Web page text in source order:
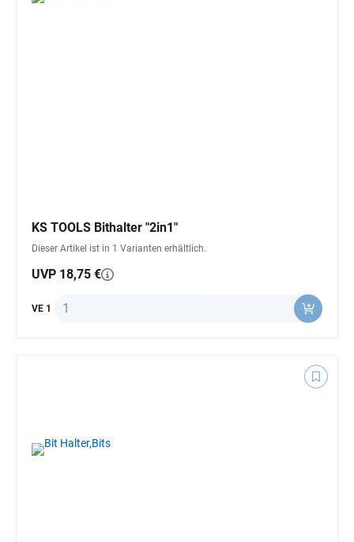
KS TOOLS Bithalter "2in1"
Dieser Artikel ist in 1 Varianten erhältlich.
UVP 18,75 €
VE 1 Anzahl